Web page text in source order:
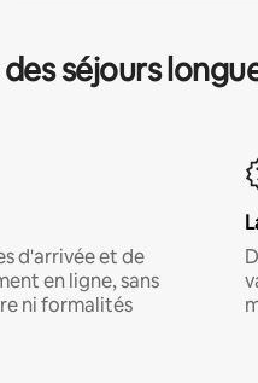
séjours
d'arrivée et de
en ligne, sans
ni formalités